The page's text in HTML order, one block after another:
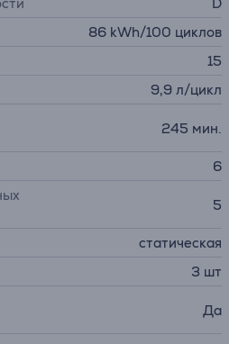
86 kWh/100 циклов
15
9,9 л/цикл
245 мин.
6
5
статическая
3 шт
Да